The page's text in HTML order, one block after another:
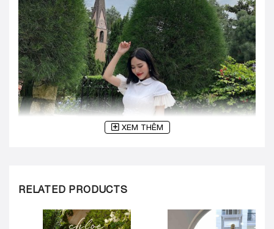
XEM THÊM
RELATED PRODUCTS